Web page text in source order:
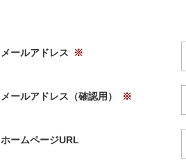
メールアドレス
メールアドレス（確認用）
ホームページURL